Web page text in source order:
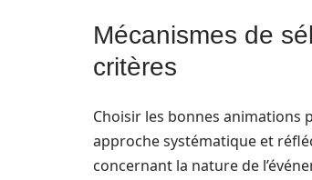
Mécanismes de
critères
Choisir les bonnes animations
approche systématique et
concernant la nature de